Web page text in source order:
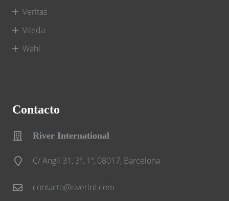
Veritas
Vileda
Wahl
Contacto
River International
C/ Anglí 31, 3º, 1ª, 08017, Barcelona
contacto@riverint.com